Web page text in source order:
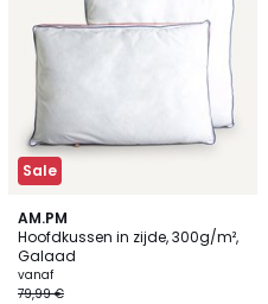
Sale
AM.PM
Hoofdkussen in zijde, 300g/m²,
Galaad
vanaf
79,99 €
3,8
/ 5